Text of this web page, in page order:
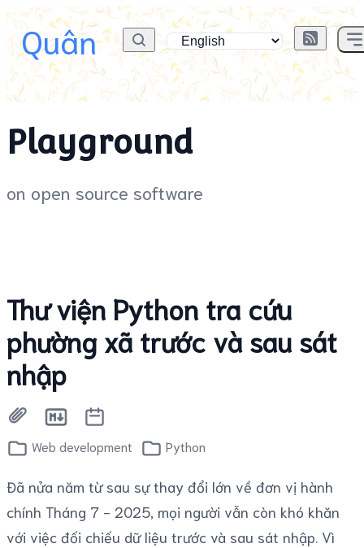
Quân
Playground
on open source software
Thư viện Python tra cứu
phường xã trước và sau sát
nhập
Web development Python
Đã nửa năm từ sau sự thay đổi lớn về đơn vị hành
chính Tháng 7 - 2025, mọi người vẫn còn khó khăn
với việc đối chiếu dữ liệu trước và sau sát nhập. Vì